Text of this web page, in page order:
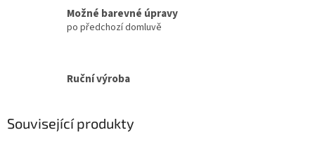
Možné barevné úpravy
po předchozí domluvě
Ruční výroba
Související produkty